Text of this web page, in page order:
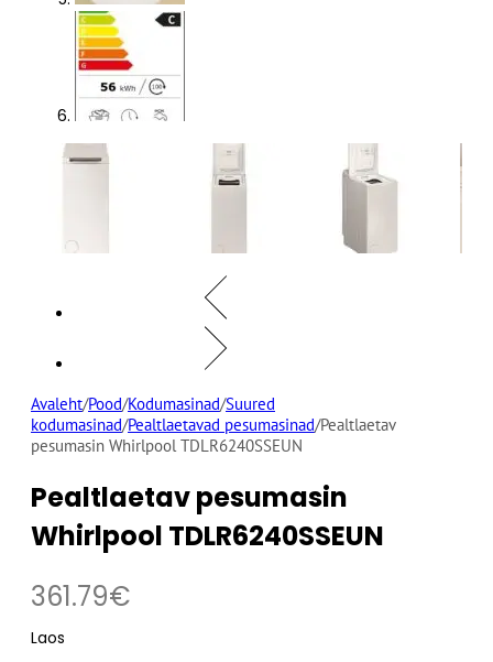
Avaleht/Pood/Kodumasinad/Suured
kodumasinad/Pealtlaetavad pesumasinad/Pealtlaetav
pesumasin Whirlpool TDLR6240SSEUN
Pealtlaetav pesumasin
Whirlpool TDLR6240SSEUN
361.79€
Laos